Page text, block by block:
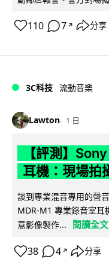
110 7 ↗ 分享
3C科技 流動音樂
Lawton 1 日
【評測】
耳機：現場拍
談到專業混音專用的聲
MDR-M1 專業錄音室耳
意影像製作...
閱讀全文
38 4 ↗ 分享